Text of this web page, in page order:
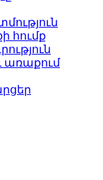
հումք
առաքում